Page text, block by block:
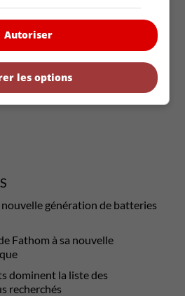
génération de batteries
Fathom à sa nouvelle
dominent la liste des
recherchés
Autoriser
les options